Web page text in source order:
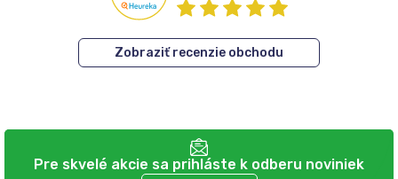
Zobraziť recenzie obchodu
Pre skvelé akcie sa prihláste k odberu noviniek